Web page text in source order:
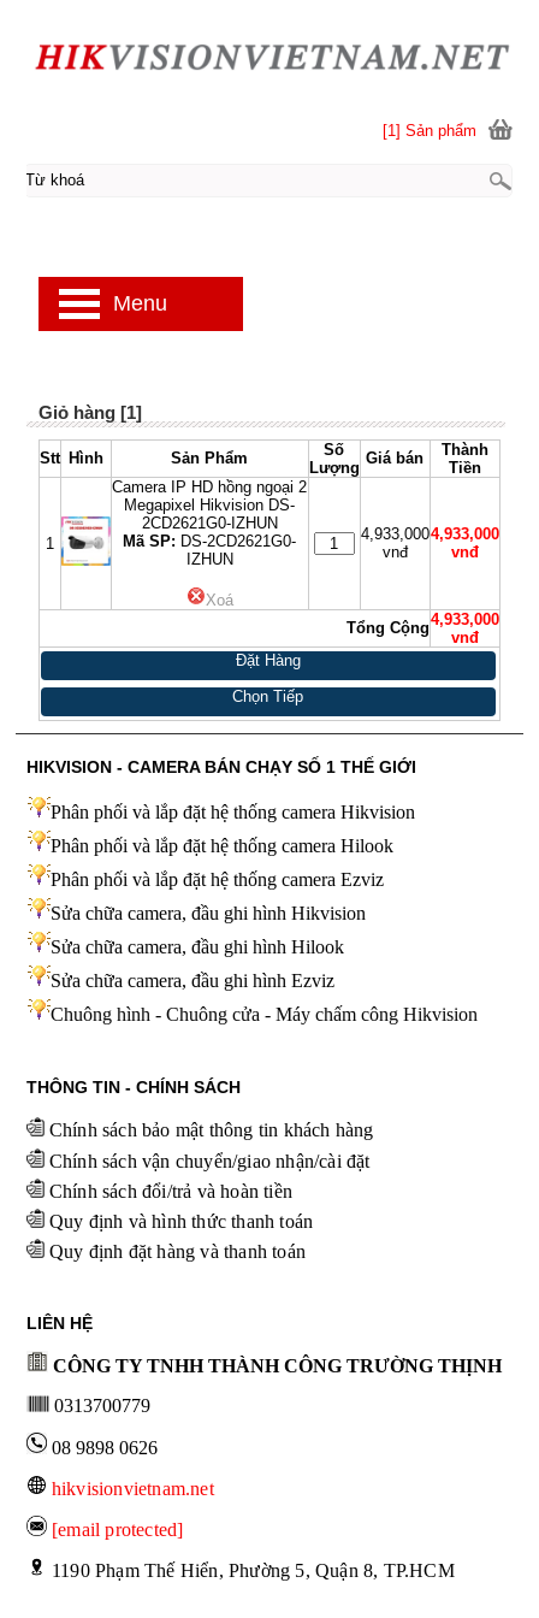
Giỏ hàng [1]
Stt Hình Sản Phẩm
Số
Lượng
Giá bán
Thành
Tiền
1
Camera IP HD hồng ngoại 2
Megapixel Hikvision DS-
2CD2621G0-IZHUN
Mã SP: DS-2CD2621G0-
IZHUN
Xoá
4,933,000
vnđ
4,933,000
vnđ
Tổng Cộng4,933,000
vnđ
Đặt Hàng
Chọn Tiếp
[1] Sản phẩm
Menu
HIKVISION - CAMERA BÁN CHẠY SỐ 1 THẾ GIỚI
Phân phối và lắp đặt hệ thống camera Hikvision
Phân phối và lắp đặt hệ thống camera Hilook
Phân phối và lắp đặt hệ thống camera Ezviz
Sửa chữa camera, đầu ghi hình Hikvision
Sửa chữa camera, đầu ghi hình Hilook
Sửa chữa camera, đầu ghi hình Ezviz
Chuông hình - Chuông cửa - Máy chấm công Hikvision
THÔNG TIN - CHÍNH SÁCH
Chính sách bảo mật thông tin khách hàng
Chính sách vận chuyển/giao nhận/cài đặt
Chính sách đổi/trả và hoàn tiền
Quy định và hình thức thanh toán
Quy định đặt hàng và thanh toán
LIÊN HỆ
CÔNG TY TNHH THÀNH CÔNG TRƯỜNG THỊNH
0313700779
08 9898 0626
hikvisionvietnam.net
[email protected]
1190 Phạm Thế Hiển, Phường 5, Quận 8, TP.HCM